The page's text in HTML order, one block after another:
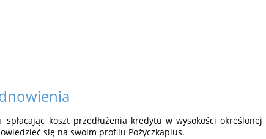
koszt przedłużenia kredytu w wysokości
się na swoim profilu Pożyczkaplus.